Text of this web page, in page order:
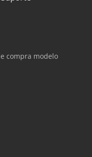
compra modelo